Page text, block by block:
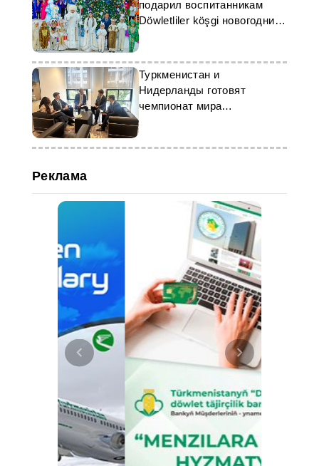
подарил воспитанникам
Döwletliler köşgi новогодние
подарки
Туркменистан и
Нидерланды готовят
чемпионат мира
ахалтекинских скакунов
Реклама